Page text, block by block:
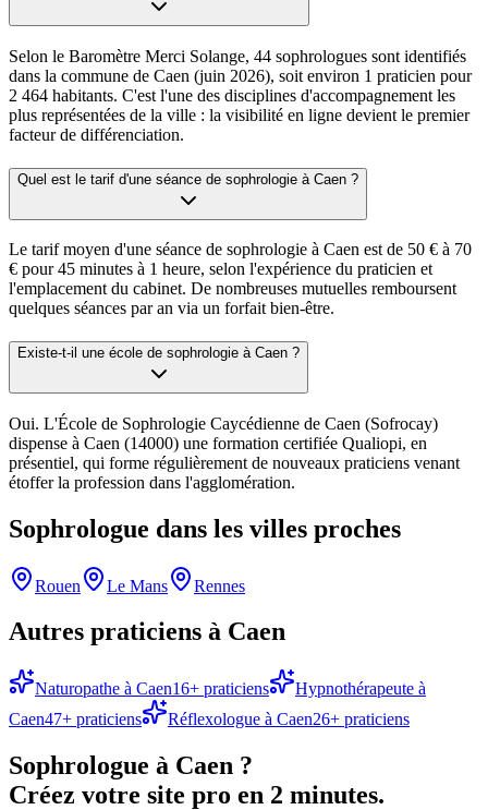
Selon le Baromètre Merci Solange, 44 sophrologues sont identifiés
dans la commune de Caen (juin 2026), soit environ 1 praticien pour
2 464 habitants. C'est l'une des disciplines d'accompagnement les
plus représentées de la ville : la visibilité en ligne devient le premier
facteur de différenciation.
Quel est le tarif d'une séance de sophrologie à Caen ?
Le tarif moyen d'une séance de sophrologie à Caen est de 50 € à 70
€ pour 45 minutes à 1 heure, selon l'expérience du praticien et
l'emplacement du cabinet. De nombreuses mutuelles remboursent
quelques séances par an via un forfait bien-être.
Existe-t-il une école de sophrologie à Caen ?
Oui. L'École de Sophrologie Caycédienne de Caen (Sofrocay)
dispense à Caen (14000) une formation certifiée Qualiopi, en
présentiel, qui forme régulièrement de nouveaux praticiens venant
étoffer la profession dans l'agglomération.
Sophrologue dans les villes proches
Rouen Le Mans Rennes
Autres praticiens à Caen
Naturopathe à Caen16+ praticiens Hypnothérapeute à
Caen47+ praticiens Réflexologue à Caen26+ praticiens
Sophrologue à Caen ?
Créez votre site pro en 2 minutes.